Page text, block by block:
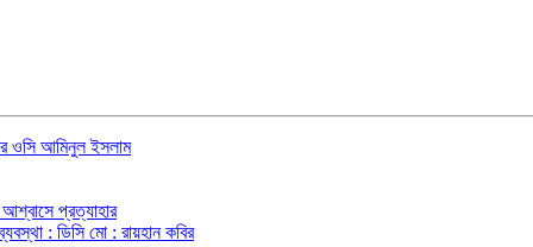
ওসি আমিনুল ইসলাম
প্রত্যাহার
: ডিসি মো : রায়হান কবির